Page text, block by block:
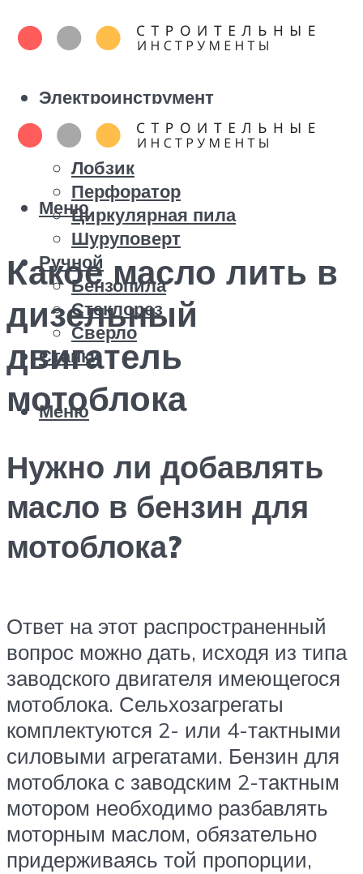
Электроинструмент
Болгарка
Дрель
Лобзик
Перфоратор
Циркулярная пила
Шуруповерт
Ручной
Бензопила
Стеклорез
Сверло
Станки
Меню
Меню
Какое масло лить в
дизельный
двигатель
мотоблока
Нужно ли добавлять
масло в бензин для
мотоблока?
Ответ на этот распространенный
вопрос можно дать, исходя из типа
заводского двигателя имеющегося
мотоблока. Сельхозагрегаты
комплектуются 2- или 4-тактными
силовыми агрегатами. Бензин для
мотоблока с заводским 2-тактным
мотором необходимо разбавлять
моторным маслом, обязательно
придерживаясь той пропорции,